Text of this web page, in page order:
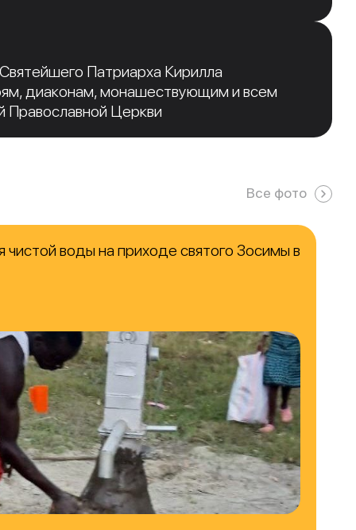
Патриарха Кирилла
диаконам, монашествующим и всем
Православной Церкви
Все фото
воды на приходе святого Зосимы в